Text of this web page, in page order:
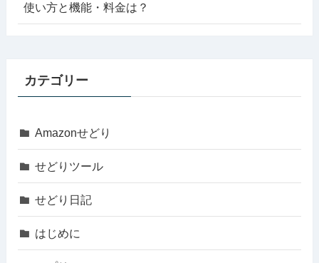
使い方と機能・料金は？
カテゴリー
Amazonせどり
せどりツール
せどり日記
はじめに